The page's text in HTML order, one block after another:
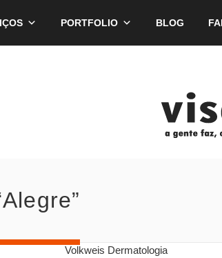
PORTFOLIO BLOG
Volkweis Dermatologia